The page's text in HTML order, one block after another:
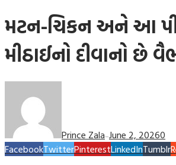
મટન-ચિકન અને આ
મીઠાઈનો દીવાનો છે
Prince Zala—June 2, 20260
FacebookTwitterPinterestLinkedInTumblr